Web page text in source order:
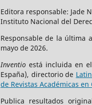
Editora responsable: Jade
Instituto Nacional del
Responsable de la última
mayo de 2026.
Inventio está incluida en el
España), directorio de
de Revistas Académicas en
Publica resultados